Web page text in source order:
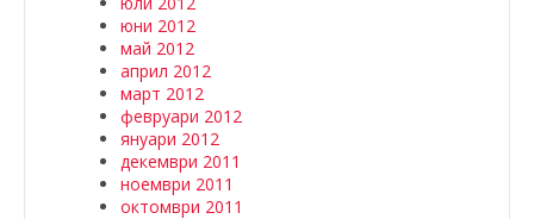
юни 2012
май 2012
април 2012
март 2012
февруари 2012
януари 2012
декември 2011
ноември 2011
октомври 2011